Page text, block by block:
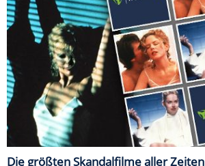
Die größten Skandalfilme aller Zeiten